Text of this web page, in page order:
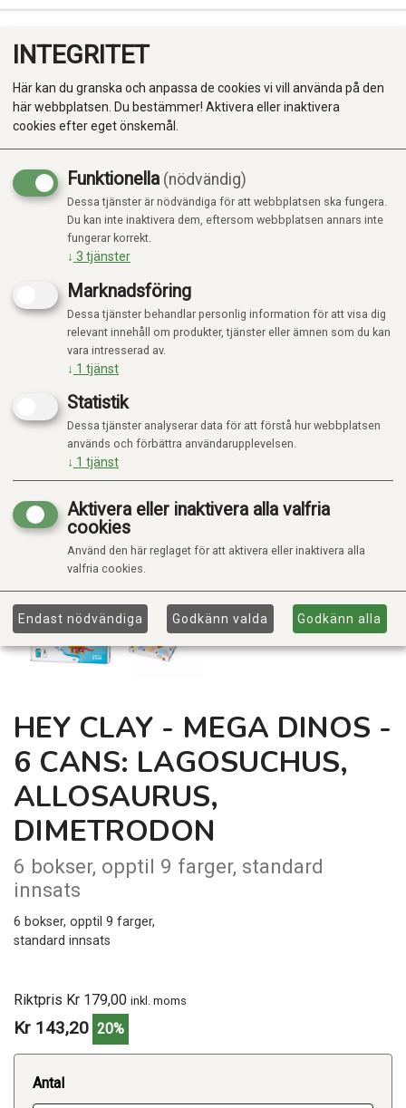
Produkter
Kategorier
Kampanj
HEY CLAY - MEGA DINOS -
6 CANS: LAGOSUCHUS,
ALLOSAURUS,
DIMETRODON
6 bokser, opptil 9 farger, standard
innsats
6 bokser, opptil 9 farger,
standard innsats
Riktpris Kr 179,00 inkl. moms
Kr 143,20 20%
Antal
INTEGRITET
Här kan du granska och anpassa de cookies vi vill använda på den
här webbplatsen. Du bestämmer! Aktivera eller inaktivera
cookies efter eget önskemål.
Funktionella (nödvändig)
Dessa tjänster är nödvändiga för att webbplatsen ska fungera.
Du kan inte inaktivera dem, eftersom webbplatsen annars inte
fungerar korrekt.
↓ 3 tjänster
Marknadsföring
Dessa tjänster behandlar personlig information för att visa dig
relevant innehåll om produkter, tjänster eller ämnen som du kan
vara intresserad av.
↓ 1 tjänst
Statistik
Dessa tjänster analyserar data för att förstå hur webbplatsen
används och förbättra användarupplevelsen.
↓ 1 tjänst
Aktivera eller inaktivera alla valfria
cookies
Använd den här reglaget för att aktivera eller inaktivera alla
valfria cookies.
Endast nödvändiga Godkänn valda Godkänn alla